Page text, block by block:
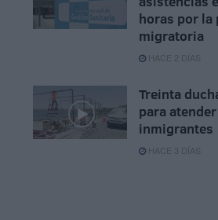
horas por la
migratoria
HACE 2 DÍAS
Treinta
para
inmigrantes
HACE 3 DÍAS